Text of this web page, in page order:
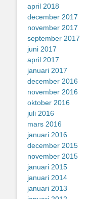
april 2018
december 2017
november 2017
september 2017
juni 2017
april 2017
januari 2017
december 2016
november 2016
oktober 2016
juli 2016
mars 2016
januari 2016
december 2015
november 2015
januari 2015
januari 2014
januari 2013